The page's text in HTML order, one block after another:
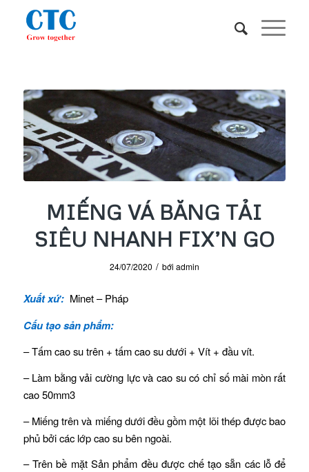
MIẾNG VÁ BĂNG TẢI
SIÊU NHANH FIX’N GO
24/07/2020 / bới admin
Xuất xứ: Minet – Pháp
Cấu tạo sản phẩm:
– Tấm cao su trên + tấm cao su dưới + Vít + đầu vít.
– Làm bằng vải cường lực và cao su có chỉ số mài mòn rất
cao 50mm3
– Miếng trên và miếng dưới đều gồm một lõi thép được bao
phủ bởi các lớp cao su bên ngoài.
– Trên bề mặt Sản phẩm đều được chế tạo sẵn các lỗ để